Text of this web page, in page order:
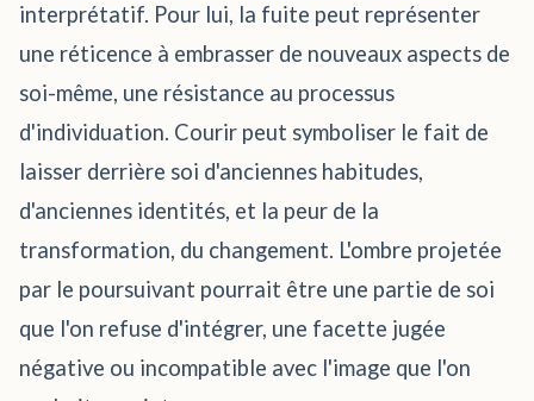
interprétatif. Pour lui, la fuite peut représenter
une réticence à embrasser de nouveaux aspects de
soi-même, une résistance au processus
d'individuation. Courir peut symboliser le fait de
laisser derrière soi d'anciennes habitudes,
d'anciennes identités, et la peur de la
transformation, du changement. L'ombre projetée
par le poursuivant pourrait être une partie de soi
que l'on refuse d'intégrer, une facette jugée
négative ou incompatible avec l'image que l'on